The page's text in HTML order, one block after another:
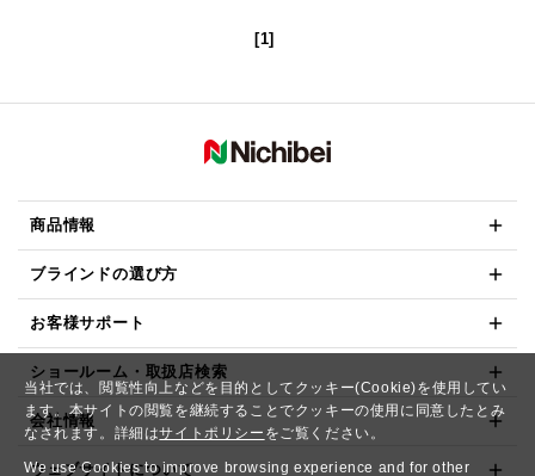
当社では、閲覧性向上などを目的としてクッキー(Cookie)を使用してい
ます。本サイトの閲覧を継続することでクッキーの使用に同意したとみ
なされます。詳細はサイトポリシー をご覧ください。
We use Cookies to improve browsing experience and for other
[1]
商品情報
ブラインドの選び方
お客様サポート
ショールーム・取扱店検索
会社情報
ウェブサイトについて